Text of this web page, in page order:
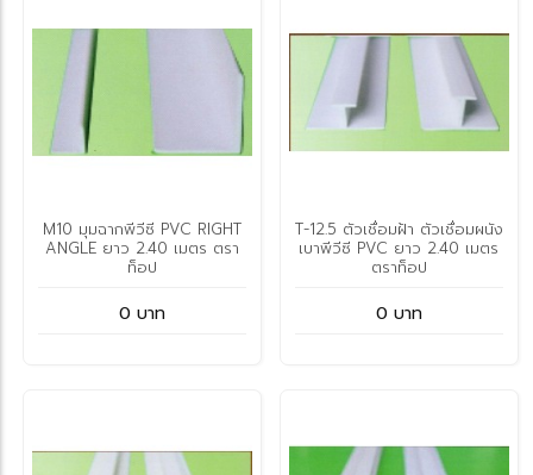
M10 มุมฉากพีวีซี PVC RIGHT
ANGLE ยาว 2.40 เมตร ตรา
ท็อป
0 บาท
T-12.5 ตัวเชื่อมฝ้า ตัวเชื่อมผนัง
เบาพีวีซี PVC ยาว 2.40 เมตร
ตราท็อป
0 บาท